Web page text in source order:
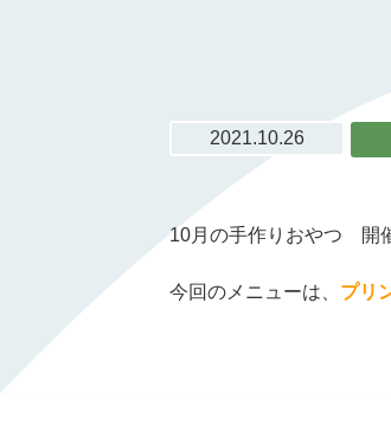
2021.10.26
10月の手作りおやつ 開
今回のメニューは、 プリ